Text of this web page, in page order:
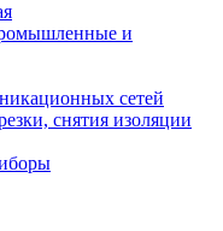
и
сетей
снятия изоляции